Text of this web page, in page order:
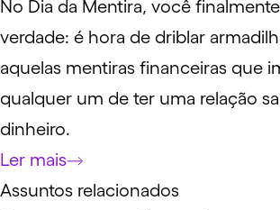
No Dia da Mentira, você
verdade: é hora de driblar
aquelas mentiras financeiras que
qualquer um de ter uma relação
dinheiro.
Ler mais
Assuntos relacionados